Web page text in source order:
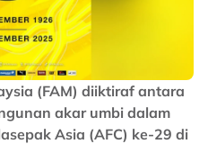
(FAM) diiktiraf antara
akar umbi dalam
Asia (AFC) ke-29 di